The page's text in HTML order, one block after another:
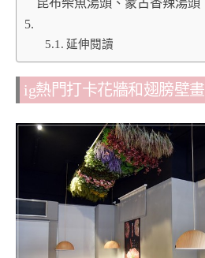
昆布柴魚湯頭、蒙古香辣湯頭
延伸閱讀
ig熱門打卡花牆和翅膀壁畫